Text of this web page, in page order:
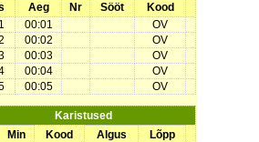
Aeg Nr Sööt
Kood
00:01
OV
00:02
OV
00:03
OV
00:04
OV
00:05 OV
Karistused
Min Kood Algus Lõpp